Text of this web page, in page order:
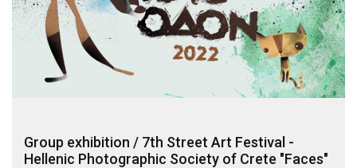
Group exhibition / 7th Street Art Festival -
Hellenic Photographic Society of Crete "Faces"